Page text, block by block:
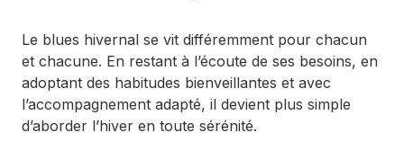
Le blues hivernal se vit différemment pour chacun
et chacune. En restant à l’écoute de ses besoins, en
adoptant des habitudes bienveillantes et avec
l’accompagnement adapté, il devient plus simple
d’aborder l’hiver en toute sérénité.